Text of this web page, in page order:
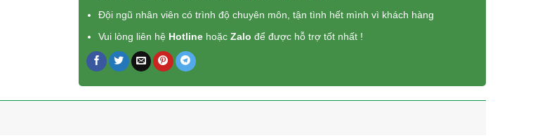
Đội ngũ nhân viên có trình độ chuyên môn, tận tình hết mình vì khách hàng
Vui lòng liên hệ Hotline hoặcZalo để được hỗ trợ tốt nhất !